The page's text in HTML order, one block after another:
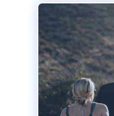
Viaggi di
gruppo e
incentive